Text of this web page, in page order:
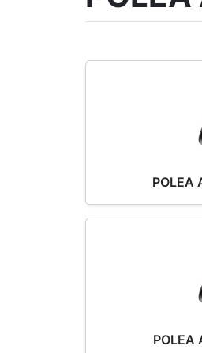
POLEA
POLEA